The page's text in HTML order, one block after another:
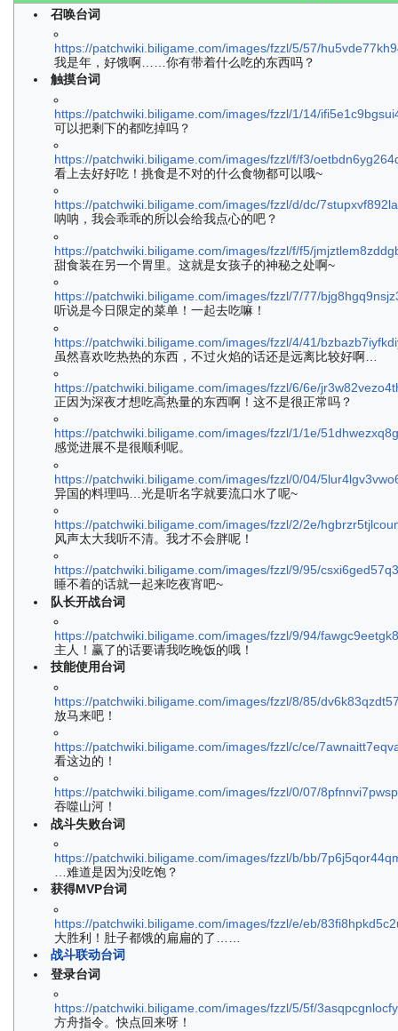
召唤台词
https://patchwiki.biligame.com/images/fzzl/5/57/
我是年，好饿啊……你有带着什么吃的东西吗？
触摸台词
https://patchwiki.biligame.com/images/fzzl/1/14/
可以把剩下的都吃掉吗？
https://patchwiki.biligame.com/images/fzzl/f/f3/
看上去好好吃！挑食是不对的什么食物都可以哦~
https://patchwiki.biligame.com/images/fzzl/d/dc/
呐呐，我会乖乖的所以会给我点心的吧？
https://patchwiki.biligame.com/images/fzzl/f/f5/
甜食装在另一个胃里。这就是女孩子的神秘之处啊~
https://patchwiki.biligame.com/images/fzzl/7/77/
听说是今日限定的菜单！一起去吃嘛！
https://patchwiki.biligame.com/images/fzzl/4/41/
虽然喜欢吃热热的东西，不过火焰的话还是远离比较好啊…
https://patchwiki.biligame.com/images/fzzl/6/6e/
正因为深夜才想吃高热量的东西啊！这不是很正常吗？
https://patchwiki.biligame.com/images/fzzl/1/1e/
感觉进展不是很顺利呢。
https://patchwiki.biligame.com/images/fzzl/0/04/
异国的料理吗…光是听名字就要流口水了呢~
https://patchwiki.biligame.com/images/fzzl/2/2e/
风声太大我听不清。我才不会胖呢！
https://patchwiki.biligame.com/images/fzzl/9/95/
睡不着的话就一起来吃夜宵吧~
队长开战台词
https://patchwiki.biligame.com/images/fzzl/9/94/
主人！赢了的话要请我吃晚饭的哦！
技能使用台词
https://patchwiki.biligame.com/images/fzzl/8/85/
放马来吧！
https://patchwiki.biligame.com/images/fzzl/c/ce/
看这边的！
https://patchwiki.biligame.com/images/fzzl/0/07/
吞噬山河！
战斗失败台词
https://patchwiki.biligame.com/images/fzzl/b/bb/
…难道是因为没吃饱？
获得MVP台词
https://patchwiki.biligame.com/images/fzzl/e/eb/
大胜利！肚子都饿的扁扁的了……
战斗联动台词
登录台词
https://patchwiki.biligame.com/images/fzzl/5/5f/
方舟指令。快点回来呀！